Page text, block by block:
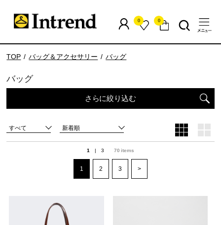
0 0
TOP バッグ＆アクセサリー バッグ
バッグ
さらに絞り込む
すべて 新着順
1 | 3 70 items
1 2 3 >